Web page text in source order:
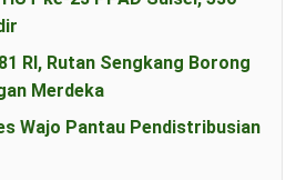
RI, Rutan Sengkang Borong
Merdeka
Wajo Pantau Pendistribusian